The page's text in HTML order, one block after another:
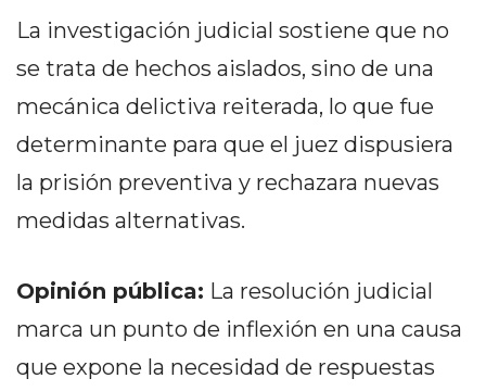
CON
ASESORAMIENTO
ES
CHANGUITO.COM.AR
CREAR
TIENDAS
CON
La investigación judicial sostiene que no
se trata de hechos aislados, sino de una
mecánica delictiva reiterada, lo que fue
determinante para que el juez dispusiera
la prisión preventiva y rechazara nuevas
medidas alternativas.
Opinión pública: La resolución judicial
marca un punto de inflexión en una causa
que expone la necesidad de respuestas